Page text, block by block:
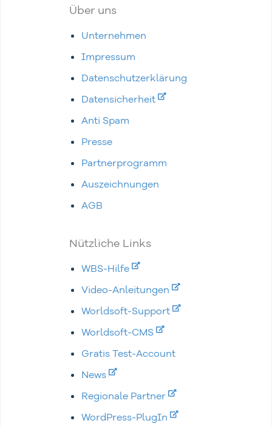
Über uns
Unternehmen
Impressum
Datenschutzerklärung
Datensicherheit
Anti Spam
Presse
Partnerprogramm
Auszeichnungen
AGB
Nützliche Links
WBS-Hilfe
Video-Anleitungen
Worldsoft-Support
Worldsoft-CMS
Gratis Test-Account
News
Regionale Partner
WordPress-PlugIn